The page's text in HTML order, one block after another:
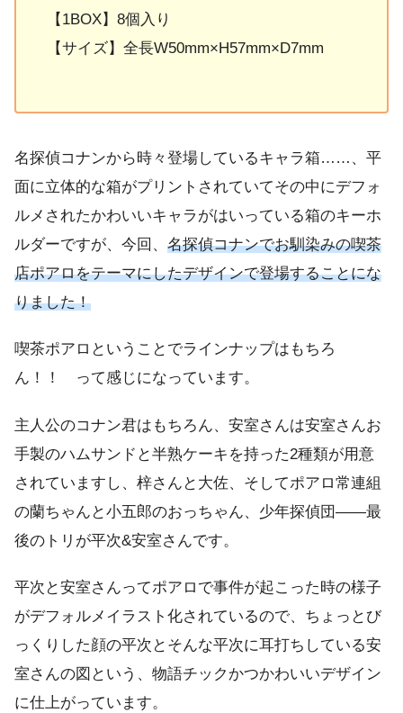
【1BOX】8個入り
【サイズ】全長W50mm×H57mm×D7mm
名探偵コナンから時々登場しているキャラ箱……、平
面に立体的な箱がプリントされていてその中にデフォ
ルメされたかわいいキャラがはいっている箱のキーホ
ルダーですが、今回、 名探偵コナンでお馴染みの喫茶
店ポアロをテーマにしたデザインで登場することにな
りました！
喫茶ポアロということでラインナップはもちろ
ん！！ って感じになっています。
主人公のコナン君はもちろん、安室さんは安室さんお
手製のハムサンドと半熟ケーキを持った2種類が用意
されていますし、梓さんと大佐、そしてポアロ常連組
の蘭ちゃんと小五郎のおっちゃん、少年探偵団――最
後のトリが平次&安室さんです。
平次と安室さんってポアロで事件が起こった時の様子
がデフォルメイラスト化されているので、ちょっとび
っくりした顔の平次とそんな平次に耳打ちしている安
室さんの図という、物語チックかつかわいいデザイン
に仕上がっています。